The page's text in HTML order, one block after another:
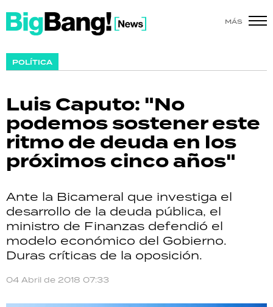
MÁS
POLÍTICA
Luis Caputo: "No
podemos sostener este
ritmo de deuda en los
próximos cinco años"
Ante la Bicameral que investiga el
desarrollo de la deuda pública, el
ministro de Finanzas defendió el
modelo económico del Gobierno.
Duras críticas de la oposición.
04 Abril de 2018 07:33
SHOW
ACTUALIDAD
POLICIALES
ECONOMÍA
GRAN HERMANO
SALUD
DEPORTES